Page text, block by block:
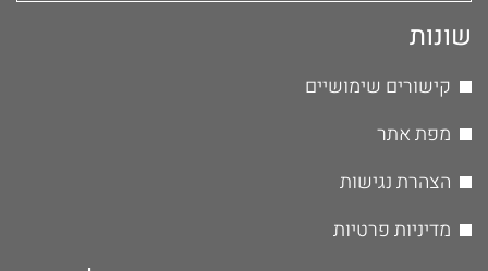
שונות
קישורים שימושיים
מפת אתר
הצהרת נגישות
מדיניות פרטיות